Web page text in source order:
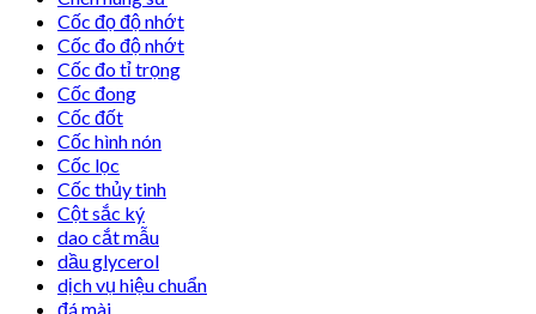
Cốc đọ độ nhớt
Cốc đo độ nhớt
Cốc đo tỉ trọng
Cốc đong
Cốc đốt
Cốc hình nón
Cốc lọc
Cốc thủy tinh
Cột sắc ký
dao cắt mẫu
dầu glycerol
dịch vụ hiệu chuẩn
đá mài